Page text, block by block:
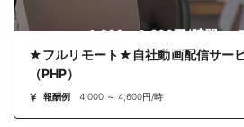
★フルリモート★自社動画配信サー
（PHP）
報酬例 4,000 ～ 4,600円/時